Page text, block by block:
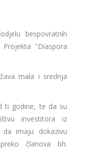
bespovratnih
"Diaspora
mala i srednja
ti godine, te da su
investitora iz
da imaju dokazivu
članova bh.